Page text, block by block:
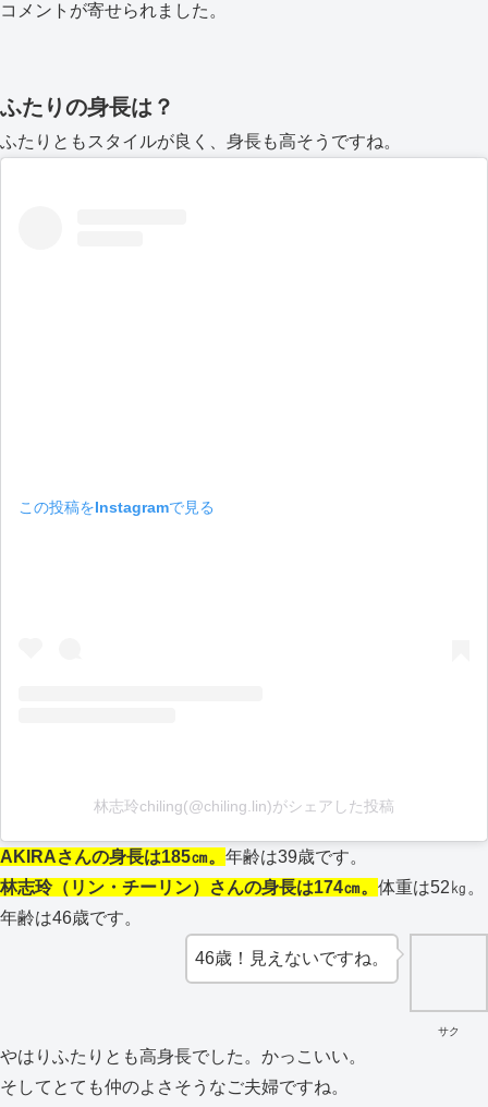
コメントが寄せられました。
ふたりの身長は？
ふたりともスタイルが良く、身長も高そうですね。
この投稿をInstagramで見る
林志玲chiling(@chiling.lin)がシェアした投稿
AKIRAさんの身長は185㎝。 年齢は39歳です。
林志玲（リン・チーリン）さんの身長は174㎝。 体重は52㎏。
年齢は46歳です。
サク
46歳！見えないですね。
やはりふたりとも高身長でした。かっこいい。
そしてとても仲のよさそうなご夫婦ですね。